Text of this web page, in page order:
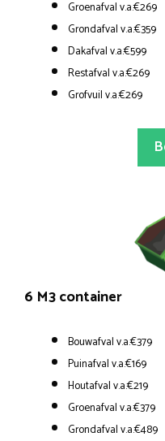
Groenafval v.a.€269
Grondafval v.a.€359
Dakafval v.a.€599
Restafval v.a.€269
Grofvuil v.a.€269
6 M3 container
Bouwafval v.a.€379
Puinafval v.a.€169
Houtafval v.a.€219
Groenafval v.a.€379
Grondafval v.a.€489